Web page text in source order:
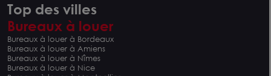
Top des villes
Bureaux à louer
Bureaux à louer à Bordeaux
Bureaux à louer à Amiens
Bureaux à louer à Nîmes
Bureaux à louer à Nice